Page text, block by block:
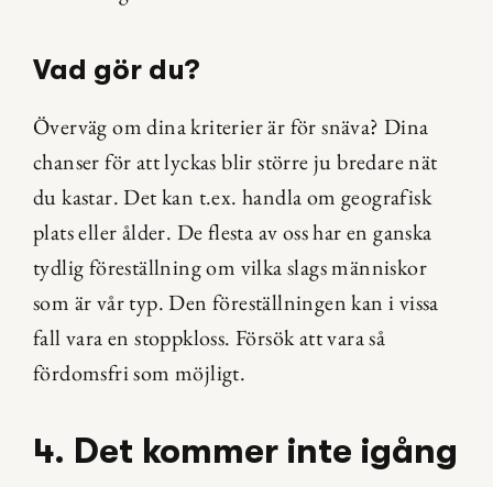
Vad gör du?
Överväg om dina kriterier är för snäva? Dina
chanser för att lyckas blir större ju bredare nät
du kastar. Det kan t.ex. handla om geografisk
plats eller ålder. De flesta av oss har en ganska
tydlig föreställning om vilka slags människor
som är vår typ. Den föreställningen kan i vissa
fall vara en stoppkloss. Försök att vara så
fördomsfri som möjligt.
4. Det kommer inte igång